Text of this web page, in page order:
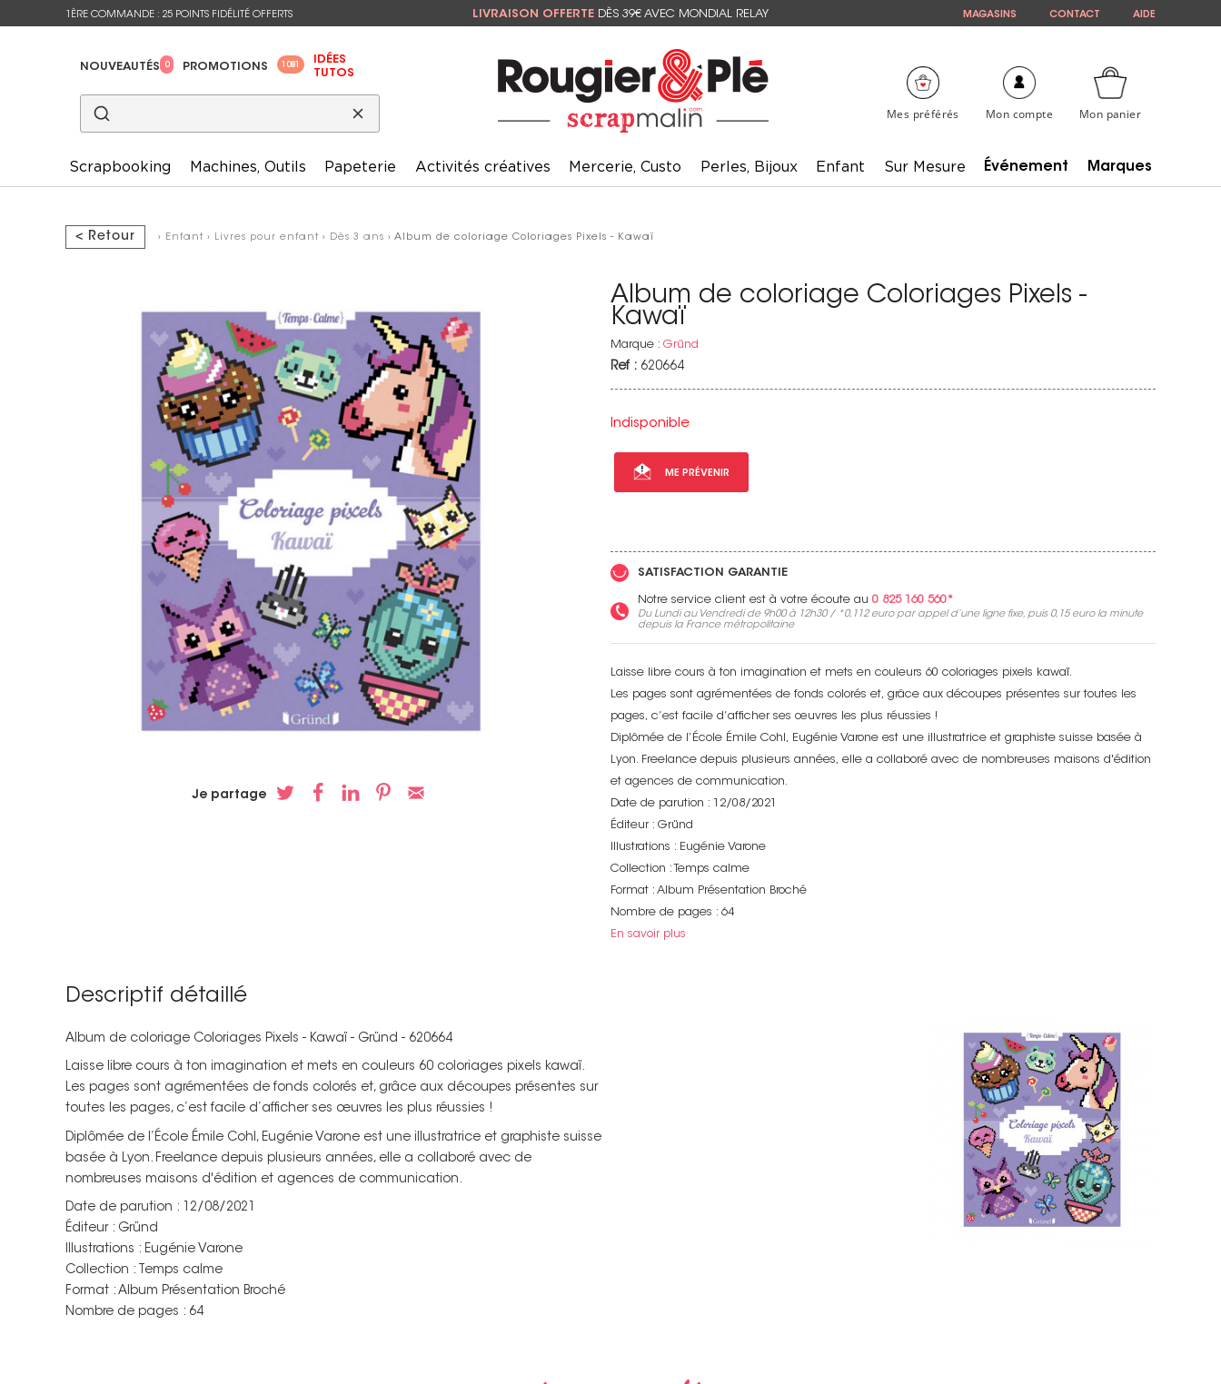
1ÈRE COMMANDE : 25 POINTS FIDÉLITÉ OFFERTS LIVRAISON OFFERTE DÈS 39€ AVEC MONDIAL RELAY MAGASINS CONTACT AIDE
NOUVEAUTÉS 0 PROMOTIONS 1081
IDÉES
TUTOS
Mes préférés Mon panier
Mon compte
Scrapbooking Machines, Outils Papeterie Activités créatives Mercerie, Custo Perles, Bijoux Enfant Sur Mesure Événement Marques
< Retour › Enfant › Livres pour enfant › Dès 3 ans › Album de coloriage Coloriages Pixels - Kawaï
Je partage
Album de coloriage Coloriages Pixels -
Kawaï
Marque : Gründ
Ref : 620664
Indisponible
ME PRÉVENIR
SATISFACTION GARANTIE
Notre service client est à votre écoute au 0 825 160 560*
Du Lundi au Vendredi de 9h00 à 12h30 / *0,112 europar appel d’une ligne fixe, puis 0,15 eurola minute
depuis la France métropolitaine
Laisse libre cours à ton imagination et mets en couleurs 60 coloriages pixels kawaï.
Les pages sont agrémentées de fonds colorés et, grâce aux découpes présentes sur toutes les
pages, c’est facile d’afficher ses œuvres les plus réussies !
Diplômée de l’École Émile Cohl, Eugénie Varone est une illustratrice et graphiste suisse basée à
Lyon. Freelance depuis plusieurs années, elle a collaboré avec de nombreuses maisons d'édition
et agences de communication.
Date de parution : 12/08/2021
Éditeur : Gründ
Illustrations : Eugénie Varone
Collection : Temps calme
Format : Album Présentation Broché
Nombre de pages : 64
En savoir plus
Descriptif détaillé
Album de coloriage Coloriages Pixels - Kawaï - Gründ - 620664
Laisse libre cours à ton imagination et mets en couleurs 60 coloriages pixels kawaï.
Les pages sont agrémentées de fonds colorés et, grâce aux découpes présentes sur
toutes les pages, c’est facile d’afficher ses œuvres les plus réussies !
Diplômée de l’École Émile Cohl, Eugénie Varone est une illustratrice et graphiste suisse
basée à Lyon. Freelance depuis plusieurs années, elle a collaboré avec de
nombreuses maisons d'édition et agences de communication.
Date de parution : 12/08/2021
Éditeur : Gründ
Illustrations : Eugénie Varone
Collection : Temps calme
Format : Album Présentation Broché
Nombre de pages : 64